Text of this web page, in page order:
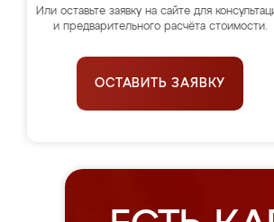
Или оставьте заявку на сайте для
и предварительного расчёта стоимости.
ОСТАВИТЬ ЗАЯВКУ